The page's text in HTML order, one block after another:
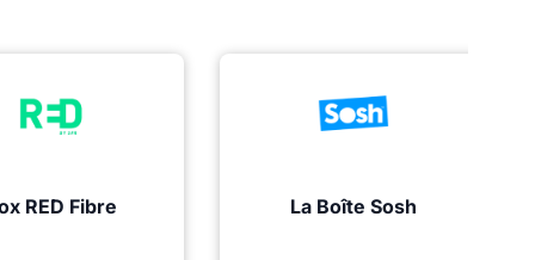
RED Fibre La Boîte Sosh